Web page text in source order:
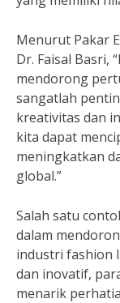
Menurut Pakar
Dr. Faisal Basri,
mendorong
sangatlah
kreativitas dan
kita dapat
meningkatkan
global.”
Salah satu
dalam
industri fashion
dan inovatif,
menarik